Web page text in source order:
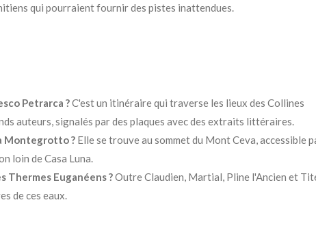
qui pourraient fournir des pistes inattendues.
Petrarca ?C'est un itinéraire qui traverse les lieux des Collines
auteurs, signalés par des plaques avec des extraits littéraires.
Montegrotto ?Elle se trouve au sommet du Mont Ceva, accessible
loin de Casa Luna.
Thermes Euganéens ?Outre Claudien, Martial, Pline l'Ancien et
de ces eaux.